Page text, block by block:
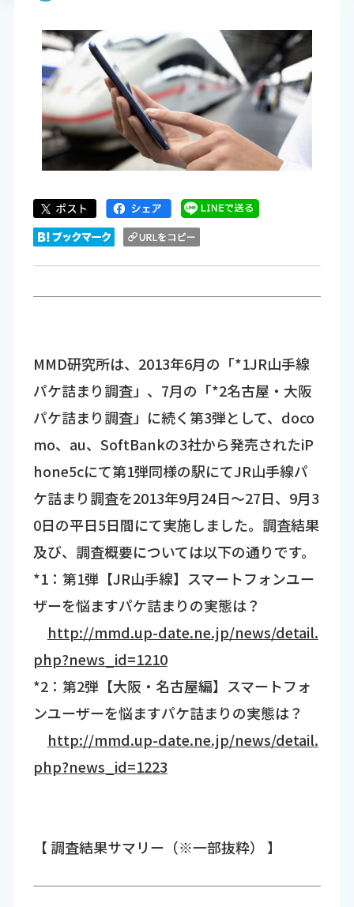
MMD研究所は、2013年6月の「*1JR山手線
パケ詰まり調査」、7月の「*2名古屋・大阪
パケ詰まり調査」に続く第3弾として、doco
mo、au、SoftBankの3社から発売されたiP
hone5cにて第1弾同様の駅にてJR山手線パ
ケ詰まり調査を2013年9月24日～27日、9月3
0日の平日5日間にて実施しました。調査結果
及び、調査概要については以下の通りです。
*1：第1弾【JR山手線】スマートフォンユー
ザーを悩ますパケ詰まりの実態は？
http://mmd.up-date.ne.jp/news/detail.
php?news_id=1210
*2：第2弾【大阪・名古屋編】スマートフォ
ンユーザーを悩ますパケ詰まりの実態は？
http://mmd.up-date.ne.jp/news/detail.
php?news_id=1223
【 調査結果サマリー（※一部抜粋） 】